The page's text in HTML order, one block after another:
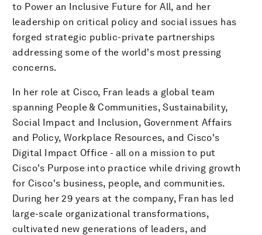
to Power an Inclusive Future for All, and her
leadership on critical policy and social issues has
forged strategic public-private partnerships
addressing some of the world's most pressing
concerns.
In her role at Cisco, Fran leads a global team
spanning People & Communities, Sustainability,
Social Impact and Inclusion, Government Affairs
and Policy, Workplace Resources, and Cisco's
Digital Impact Office - all on a mission to put
Cisco's Purpose into practice while driving growth
for Cisco's business, people, and communities.
During her 29 years at the company, Fran has led
large-scale organizational transformations,
cultivated new generations of leaders, and